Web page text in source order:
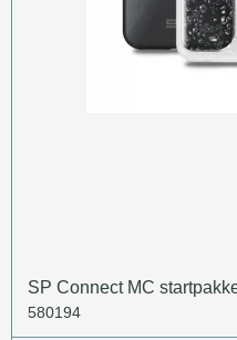
SP Connect MC
580194